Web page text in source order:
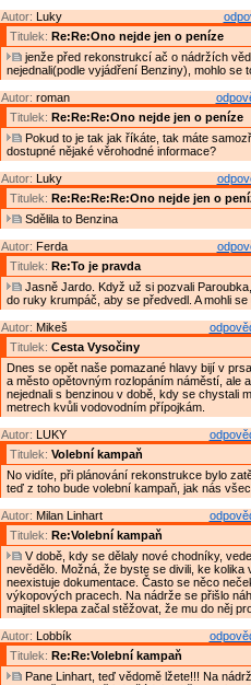
Autor: Luky
Titulek: Re:Re:Ono nejde jen o peníze
jenže před rekonstrukcí ač o nádržích
nejednali(podle vyjádření Benziny), mohlo se
Autor: roman
Titulek: Re:Re:Re:Ono nejde jen o peníze
Pokud to je tak jak říkáte, tak máte
dostupné nějaké věrohodné informace?
Autor: Luky
Titulek: Re:Re:Re:Re:Ono nejde jen o
Sdělila to Benzina
Autor: Ferda
Titulek: Re:To je pravda
Jasně Jardo. Když už si pozvali
do ruky krumpáč, aby se předvedl. A mohli
Autor: Mikeš
Titulek: Cesta Vysočiny
Dnes se opět naše pomazané hlavy bijí v
a město opětovným rozlopáním náměstí, ale
nejednali s benzinou v době, kdy se chystali
metrech kvůli vodovodním přípojkám.
Autor: LUKY
Titulek: Volební kampaň
No vidíte, při plánování rekonstrukce bylo
teď z toho bude volební kampaň, jak nás
Autor: Milan Linhart
Titulek: Re:Volební kampaň
V době, kdy se dělaly nové chodníky,
nevědělo. Možná, že byste se divili, ke kolika
neexistuje dokumentace. Často se něco
výkopových pracech. Na nádrže se přišlo
majitel sklepa začal stěžovat, že mu do něj
Autor: Lobbík
Titulek: Re:Re:Volební kampaň
Pane Linhart, teď vědomě lžete!!! Na